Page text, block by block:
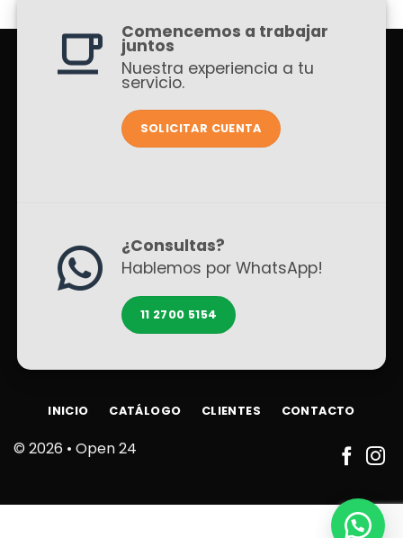
Comencemos a trabajar
juntos
Nuestra experiencia a tu
servicio.
SOLICITAR CUENTA
¿Consultas?
Hablemos por WhatsApp!
11 2700 5154
© 2026 • Open 24
INICIO CATÁLOGO CLIENTES CONTACTO